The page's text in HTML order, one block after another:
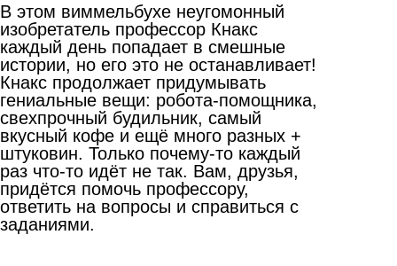
В этом виммельбухе неугомонный
изобретатель профессор Кнакс
каждый день попадает в смешные
истории, но его это не останавливает!
Кнакс продолжает придумывать
гениальные вещи: робота-помощника,
свехпрочный будильник, самый
вкусный кофе и ещё много разных +
штуковин. Только почему-то каждый
раз что-то идёт не так. Вам, друзья,
придётся помочь профессору,
ответить на вопросы и справиться с
заданиями.